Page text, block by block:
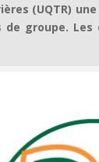
(UQTR)
groupe.